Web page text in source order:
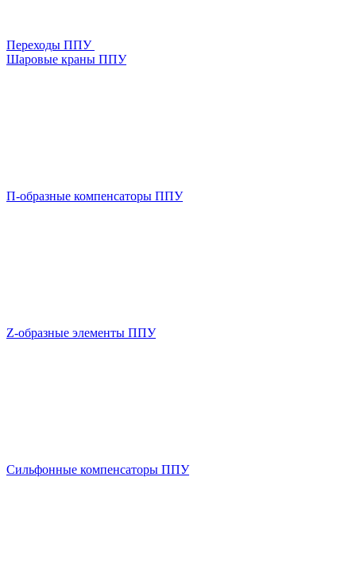
Переходы ППУ
Шаровые краны ППУ
П-образные компенсаторы ППУ
Z-образные элементы ППУ
Сильфонные компенсаторы ППУ